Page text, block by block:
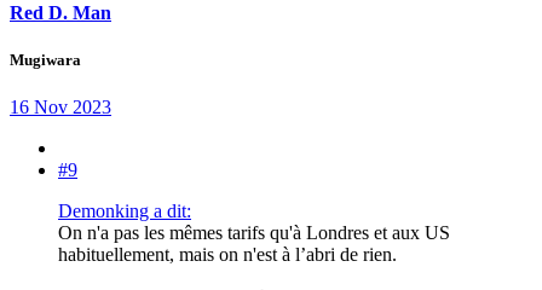
Red D. Man
Mugiwara
16 Nov 2023
#9
Demonking a dit:
On n'a pas les mêmes tarifs qu'à Londres et aux US
habituellement, mais on n'est à l’abri de rien.